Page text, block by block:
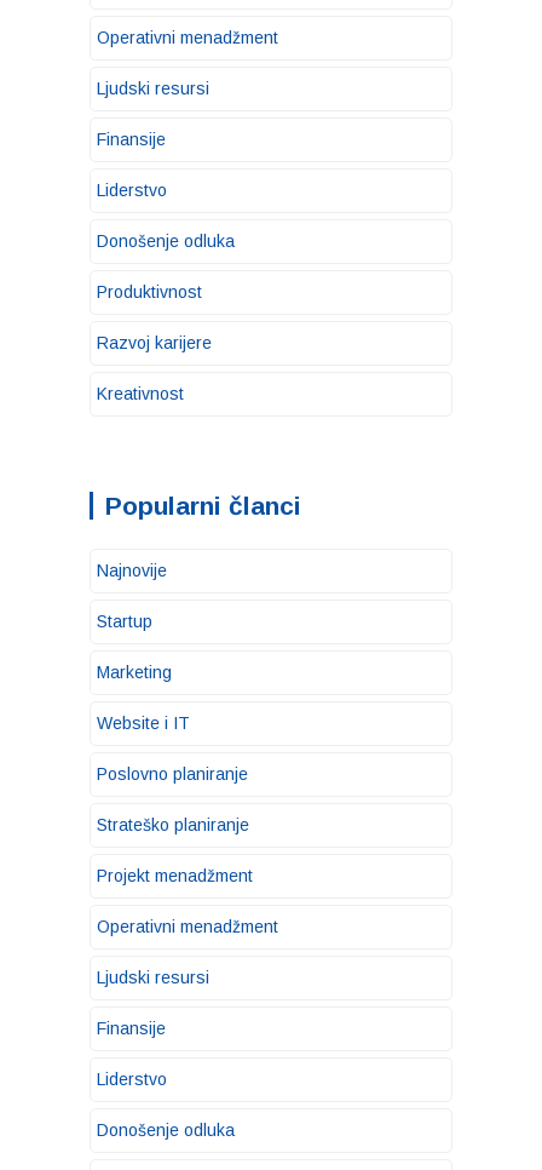
Operativni menadžment
Ljudski resursi
Finansije
Liderstvo
Donošenje odluka
Produktivnost
Razvoj karijere
Kreativnost
Popularni članci
Najnovije
Startup
Marketing
Website i IT
Poslovno planiranje
Strateško planiranje
Projekt menadžment
Operativni menadžment
Ljudski resursi
Finansije
Liderstvo
Donošenje odluka